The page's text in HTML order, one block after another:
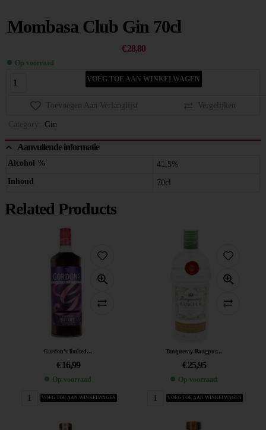
Mombasa Club Gin 70cl
€28,80
Op voorraad
VOEG TOE AAN WINKELWAGEN
Toevoegen Aan Verlanglijst Vergelijken
Gin
Aanvullende informatie
Alcohol %
41,5%
Inhoud
70cl
Related Products
Gordon’s limited...
€16,99
Op voorraad
VOEG TOE AAN WINKELWAGEN
Tanqueray Rangpur...
€25,95
Op voorraad
VOEG TOE AAN WINKELWAGEN